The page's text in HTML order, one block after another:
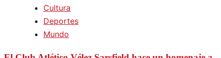
Cultura
Deportes
Mundo